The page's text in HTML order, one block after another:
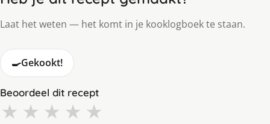
Laat het weten — het komt in je kooklogboek te staan.
🍳Gekookt!
Beoordeel dit recept
★ ★ ★ ★ ★